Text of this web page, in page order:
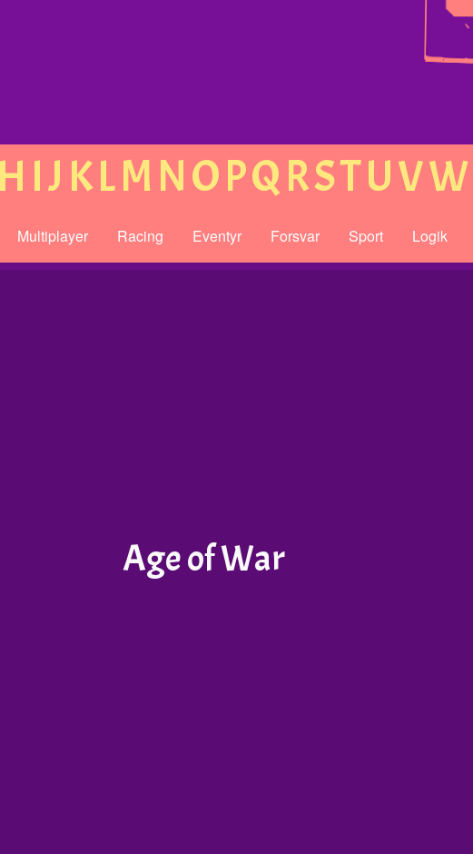
IJ KLMNOPQRSTUVW
Multiplayer Racing Eventyr Forsvar Sport Logik
Age of War